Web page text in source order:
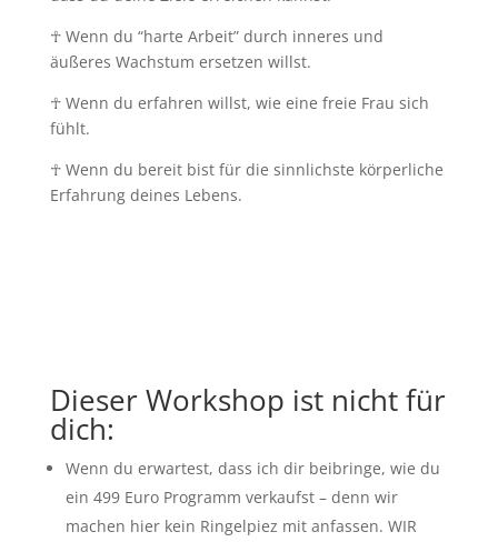
☥Wenn du “harte Arbeit” durch inneres und
äußeres Wachstum ersetzen willst.
☥Wenn du erfahren willst, wie eine freie Frau sich
fühlt.
☥ Wenn du bereit bist für die sinnlichste körperliche
Erfahrung deines Lebens.
Dieser Workshop ist nicht für
dich:
Wenn du erwartest, dass ich dir beibringe, wie du
ein 499 Euro Programm verkaufst – denn wir
machen hier kein Ringelpiez mit anfassen. WIR